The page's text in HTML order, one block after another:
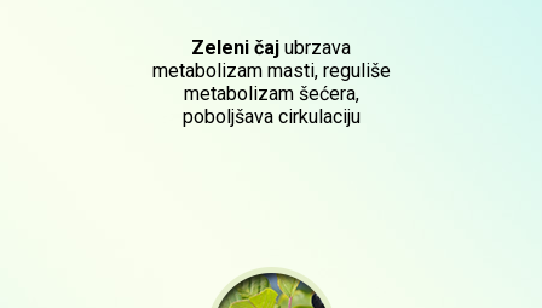
Zeleni čaj ubrzava
metabolizam masti, reguliše
metabolizam šećera,
poboljšava cirkulaciju